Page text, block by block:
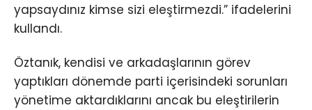
yapsaydınız kimse sizi eleştirmezdi.” ifadelerini
kullandı.
Öztanık, kendisi ve arkadaşlarının görev
yaptıkları dönemde parti içerisindeki sorunları
yönetime aktardıklarını ancak bu eleştirilerin